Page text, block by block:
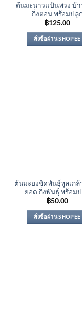
ต้นมะนาวแป้นพวง บ้
กิ่งตอน พร้อมปลูก
฿125.00
สั่งซื้อผ่าน SHOPEE
ต้นมะยงชิดพันธุ์ทูลเกล้
ยอด กิ่งพันธุ์ พร้อม
฿50.00
สั่งซื้อผ่าน SHOPEE